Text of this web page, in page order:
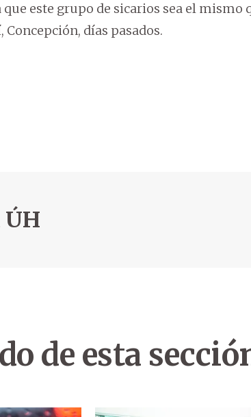
este grupo de sicarios sea el mismo
días pasados.
ÚH
de esta